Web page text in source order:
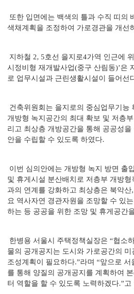
또한 입면에는 백색의 틀과 수직 띠의
색채계획을 조정하여 가로경관을 개선
지하철 2, 5호선 을지로4가역 인근에
시정비형 재개발사업(중구 산림동)’은
로 업무시설과 근린생활시설이 들어선
건축위원회는 을지로의 중심업무기능
개방형 녹지공간의 최대 확보 및 저층
리고 최상층 개방공간을 통해 공공성을
안을 수립할 수 있도록 하였다.
이번 심의안에는 개방형 녹지 방면 출
및 휴게시설 분산배치로 저층부 개방
과의 연계를 강화하고 최상층은 북악
요 역사자연 경관자원을 조망할 수 있
하는 등 공공을 위한 조망 및 휴게공간
한병용 서울시 주택정책실장은 “협소
물의 공개공지는 도시와 가로공간의
조성계획이 필요하다.”라며 “앞으로 서
를 통해 양질의 공개공지를 계획하여
터 역할을 할 수 있도록 노력하겠다.”고